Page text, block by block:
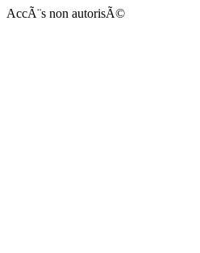
AccÃ¨s non autorisÃ©